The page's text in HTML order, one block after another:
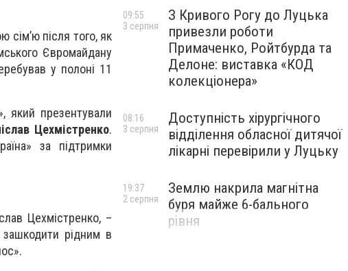
сім’ю після того, як
Євромайдану
у полоні 11
який презентували
Цехмістренко.
за підтримки
Цехмістренко, –
рідним в
З Кривого Рогу до Луцька
привезли роботи
Примаченко, Ройтбурда та
Делоне: виставка «КОД
колекціонера»
09:55
3 серпня
Доступність хірургічного
відділення обласної дитячої
лікарні перевірили у Луцьку
08:16
3 серпня
Землю накрила магнітна
буря майже 6-бального
рівня
19:37
2 серпня